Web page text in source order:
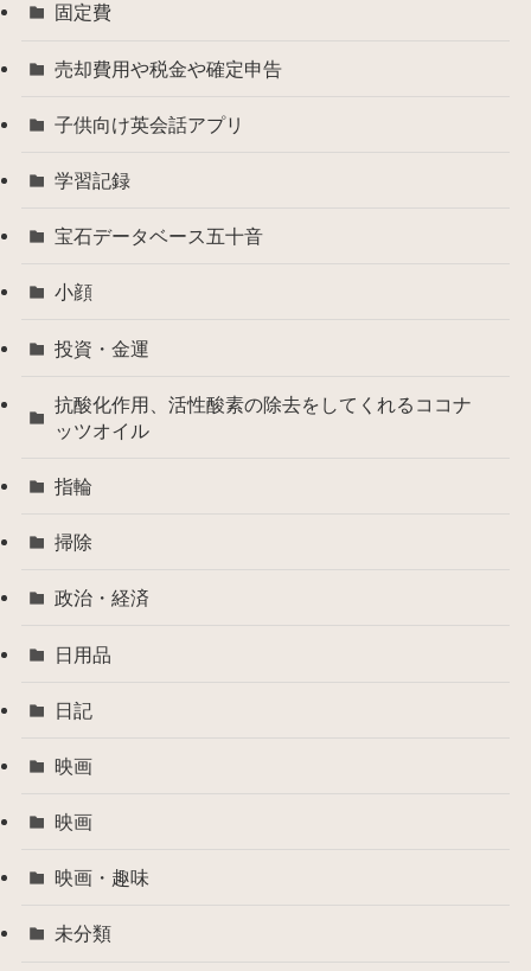
固定費
売却費用や税金や確定申告
子供向け英会話アプリ
学習記録
宝石データベース五十音
小顔
投資・金運
抗酸化作用、活性酸素の除去をしてくれるココナ
ッツオイル
指輪
掃除
政治・経済
日用品
日記
映画
映画
映画・趣味
未分類